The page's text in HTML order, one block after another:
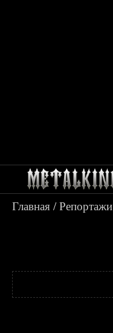
Главная /Репортажи